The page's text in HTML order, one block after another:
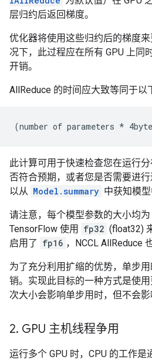
层归约后返回梯度。
优化器将使用这些归约后的梯度
况下，此过程应在所有 GPU 上同
开销。
AllReduce 的时间应大致等同于以
此计算可用于快速检查您在运行
否符合预期，或者您是否需要进
以从 Model.summary 中获知模型
请注意，每个模型参数的大小均
TensorFlow 使用
fp32 (float32)
启用了 fp16 ，NCCL AllReduce
为了充分利用扩缩的优势，单步
销。实现此目标的一种方式是使
次大小会影响单步用时，但不会影
2. GPU 主机线程争用
运行多个 GPU 时，CPU 的工作